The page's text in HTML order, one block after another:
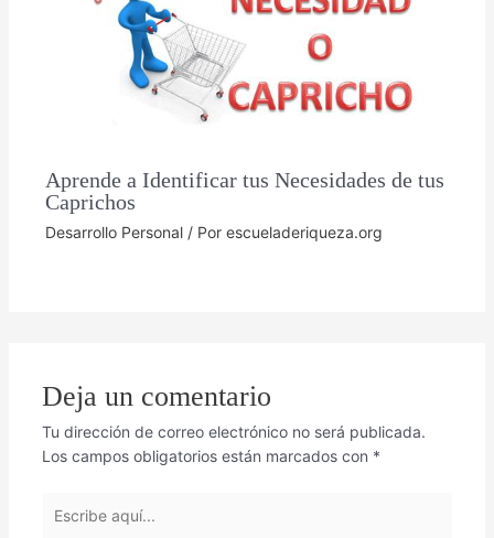
Aprende a Identificar tus Necesidades de tus
Caprichos
Desarrollo Personal / Porescueladeriqueza.org
Deja un comentario
Tu dirección de correo electrónico no será publicada.
Los campos obligatorios están marcados con *
aquí...